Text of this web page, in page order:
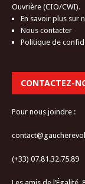
Ouvrière (CIO/CWI).
En savoir plus sur
Nous contacter
Politique de
CONTACTEZ-
Pour nous joindre :
(+33) 07.81.32.75.89